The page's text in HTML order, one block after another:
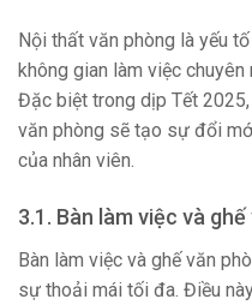
Nội thất văn phòng là yếu
không gian làm việc
Đặc biệt trong dịp Tết
văn phòng sẽ tạo sự đổi
của nhân viên.
3.1. Bàn làm việc và
Bàn làm việc và ghế văn
sự thoải mái tối đa. Điều